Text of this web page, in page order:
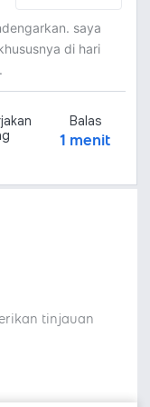
saya
di hari
Balas
1 menit
tinjauan